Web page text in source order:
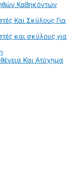
Καθηκόντων
Και Σκύλους Για
και σκύλους για
Και Ατύχημα